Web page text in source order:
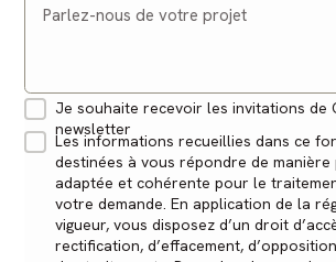
Je souhaite recevoir les invitations de
newsletter
Les informations recueillies dans ce
destinées à vous répondre de manière
adaptée et cohérente pour le
votre demande. En application de la
vigueur, vous disposez d’un droit
rectification, d’effacement,